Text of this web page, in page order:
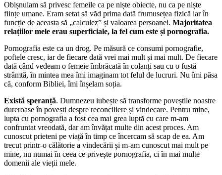
Obișnuiam să privesc femeile ca pe niște obiecte, nu ca pe niște
ființe umane. Eram setat să văd prima dată frumusețea fizică iar în
funcție de aceasta să „calculez” și valoarea persoanei. Majoritatea
relațiilor mele erau superficiale, la fel cum este și pornografia.
Pornografia este ca un drog. Pe măsură ce consumi pornografie,
poftele cresc, iar de fiecare dată vrei mai mult și mai mult. De fiecare
dată când vedeam o femeie îmbrăcată în colanți sau cu o fustă
strâmtă, în mintea mea îmi imaginam tot felul de lucruri. Nu îmi păsa
că, conform Bibliei, îmi înșelam soția.
Există speranță. Dumnezeu iubește să transforme poveștile noastre
dureroase în povești despre reconciliere și vindecare. Pentru mine,
lupta cu pornografia a fost cea mai grea luptă cu care m-am
confruntat vreodată, dar am învățat multe din acest proces. Am
cunoscut prieteni pe viață în timp ce încercam să scap de ea. Am
trecut printr-o călătorie a vindecării și m-am cunoscut mai mult pe
mine, nu numai în ceea ce privește pornografia, ci în mai multe
domenii ale vieții mele.